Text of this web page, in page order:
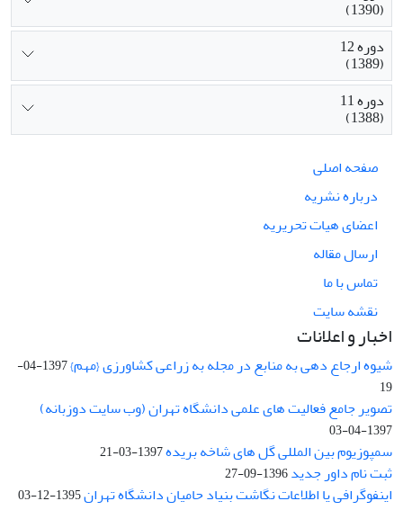
(1390)
دوره 12
(1389)
دوره 11
(1388)
صفحه اصلی
درباره نشریه
اعضای هیات تحریریه
ارسال مقاله
تماس با ما
نقشه سایت
اخبار و اعلانات
شیوه ارجاع دهی به منابع در مجله به زراعی کشاورزی {مهم}
1397-04-
19
تصویر جامع فعالیت های علمی دانشگاه تهران (وب سایت دوزبانه)
1397-04-03
سمپوزیوم بین المللی گل های شاخه بریده1397-03-21
ثبت نام داور جدید1396-09-27
اینفوگرافی یا اطلاعات نگاشت بنیاد حامیان دانشگاه تهران1395-12-03